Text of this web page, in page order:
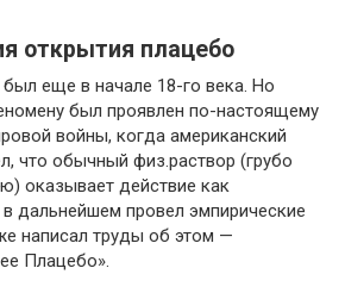
открытия плацебо
был еще в начале 18-го века. Но
был проявлен по-настоящему
войны, когда американский
что обычный физ.раствор (грубо
оказывает действие как
дальнейшем провел эмпирические
написал труды об этом —
Плацебо».